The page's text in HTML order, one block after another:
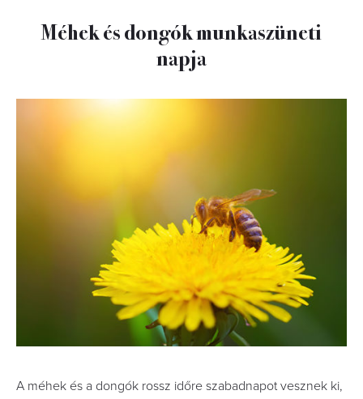
Méhek és dongók munkaszüneti
napja
A méhek és a dongók rossz időre szabadnapot vesznek ki,